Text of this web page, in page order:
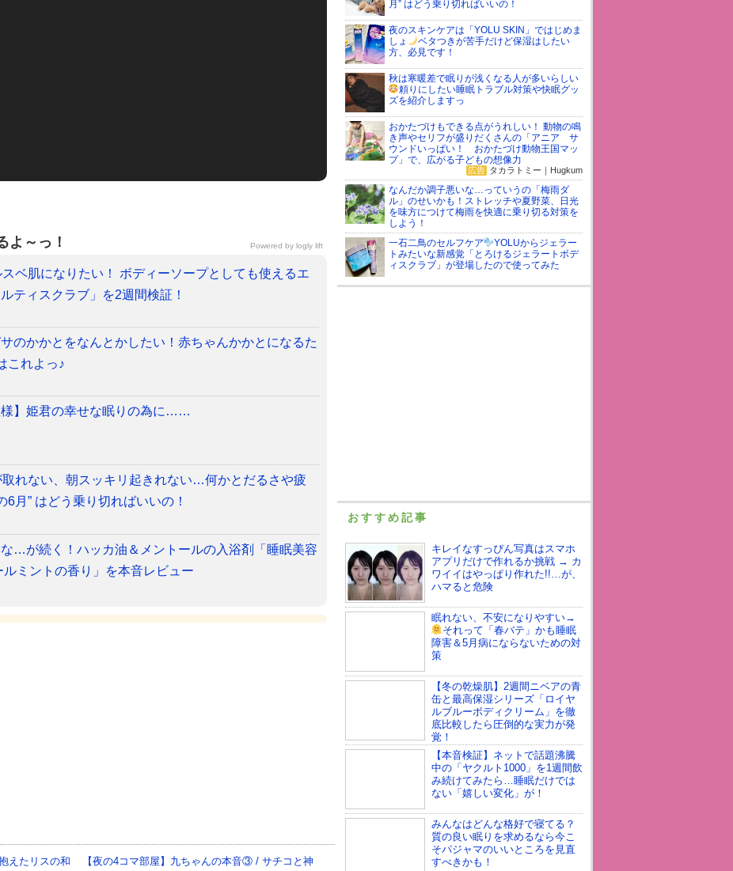
よ～っ！
ベ肌になりたい！ ボディーソープとしても使えるエ
ティスクラブ」を2週間検証！
のかかとをなんとかしたい！赤ちゃんかかとになるた
これよっ♪
様】姫君の幸せな眠りの為に……
れない、朝スッキリ起きれない…何かとだるさや疲
6月” はどう乗り切ればいいの！
…が続く！ハッカ油＆メントールの入浴剤「睡眠美容
ミントの香り」を本音レビュー
Powered by logly lift
えたリスの和 【夜の4コマ部屋】九ちゃんの本音③ / サチコと神
月” はどう乗り切ればいいの！
夜のスキンケアは「YOLU SKIN」ではじめま
しょ
ベタつきが苦手だけど保湿はしたい
方、必見です！
秋は寒暖差で眠りが浅くなる人が多いらしい
頼りにしたい睡眠トラブル対策や快眠グッ
ズを紹介しますっ
おかたづけもできる点がうれしい！ 動物の鳴
き声やセリフが盛りだくさんの「アニア サ
ウンドいっぱい！ おかたづけ動物王国マッ
プ」で、広がる子どもの想像力
広告タカラトミー｜Hugkum
なんだか調子悪いな…っていうの「梅雨ダ
ル」のせいかも！ストレッチや夏野菜、日光
を味方につけて梅雨を快適に乗り切る対策を
しよう！
一石二鳥のセルフケア
YOLUからジェラー
トみたいな新感覚「とろけるジェラートボデ
ィスクラブ」が登場したので使ってみた
おすすめ記事
キレイなすっぴん写真はスマホ
アプリだけで作れるか挑戦 → カ
ワイイはやっぱり作れた!!…が、
ハマると危険
眠れない、不安になりやすい→
それって「春バテ」かも 睡眠
障害＆5月病にならないための対
策
【冬の乾燥肌】2週間ニベアの青
缶と最高保湿シリーズ「ロイヤ
ルブルーボディクリーム」を徹
底比較したら圧倒的な実力が発
覚！
【本音検証】ネットで話題沸騰
中の「ヤクルト1000」を1週間飲
み続けてみたら…睡眠だけでは
ない「嬉しい変化」が！
みんなはどんな格好で寝てる？
質の良い眠りを求めるなら今こ
そパジャマのいいところを見直
すべきかも！